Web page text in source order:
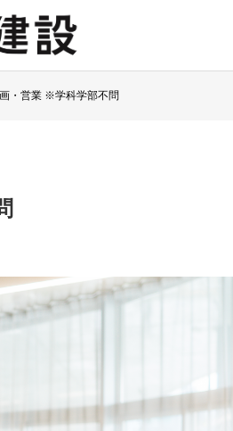
・営業 ※学科学部不問